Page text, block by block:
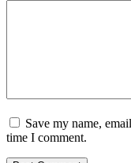
Save my name,
time I comment.